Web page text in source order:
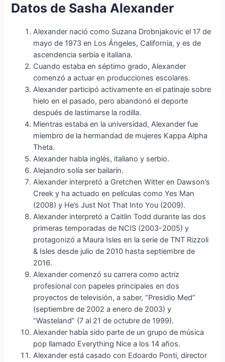
Datos de Sasha Alexander
Alexander nació como Suzana Drobnjakovic el 17 de
mayo de 1973 en Los Ángeles, California, y es de
ascendencia serbia e italiana.
Cuando estaba en séptimo grado, Alexander
comenzó a actuar en producciones escolares.
Alexander participó activamente en el patinaje sobre
hielo en el pasado, pero abandonó el deporte
después de lastimarse la rodilla.
Mientras estaba en la universidad, Alexander fue
miembro de la hermandad de mujeres Kappa Alpha
Theta.
Alexander habla inglés, italiano y serbio.
Alejandro solía ser bailarín.
Alexander interpretó a Gretchen Witter en Dawson’s
Creek y ha actuado en películas como Yes Man
(2008) y He’s Just Not That Into You (2009).
Alexander interpretó a Caitlin Todd durante las dos
primeras temporadas de NCIS (2003-2005) y
protagonizó a Maura Isles en la serie de TNT Rizzoli
& Isles desde julio de 2010 hasta septiembre de
2016.
Alexander comenzó su carrera como actriz
profesional con papeles principales en dos
proyectos de televisión, a saber, “Presidio Med”
(septiembre de 2002 a enero de 2003) y
“Wasteland” (7 al 21 de octubre de 1999).
Alexander había sido parte de un grupo de música
pop llamado Everything Nice a los 14 años.
Alexander está casado con Edoardo Ponti, director